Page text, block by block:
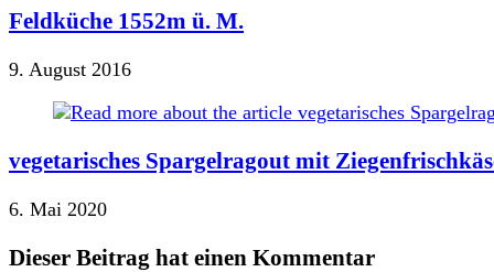
Feldküche 1552m ü. M.
9. August 2016
vegetarisches Spargelragout mit
6. Mai 2020
Dieser Beitrag hat einen Kommentar